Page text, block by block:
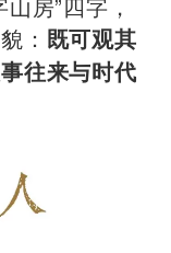
： 既可观其
往来与时代